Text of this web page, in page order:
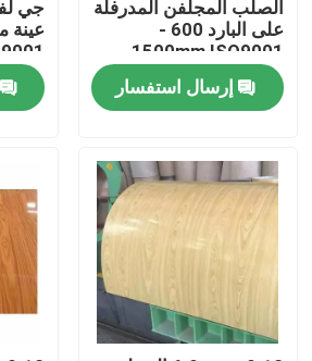
مسكن
معلومات عنا
جولة في المعمل
مراقبة الجودة
الصلب المجلفن المدرفلة
على البارد 600 -
1500mm ISO9001
إرسال استفسار
جي